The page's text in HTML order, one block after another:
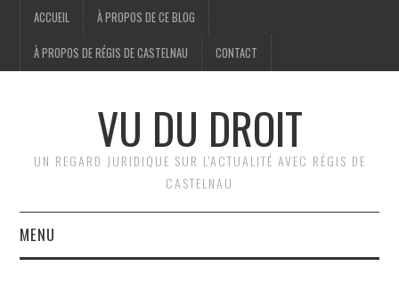
ACCUEIL À PROPOS DE CE BLOG
À PROPOS DE RÉGIS DE CASTELNAU CONTACT
VU DU DROIT
UN REGARD JURIDIQUE SUR L'ACTUALITÉ AVEC RÉGIS DE
CASTELNAU
MENU